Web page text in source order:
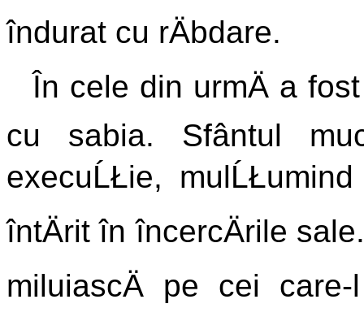
îndurat cu rÄbdare.
În cele din urmÄ a
cu sabia. Sfântul
execuĹŁie,
întÄrit în încercÄrile
miluiascÄ pe cei